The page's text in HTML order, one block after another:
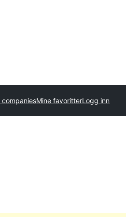
companiesMine favoritterLogg inn